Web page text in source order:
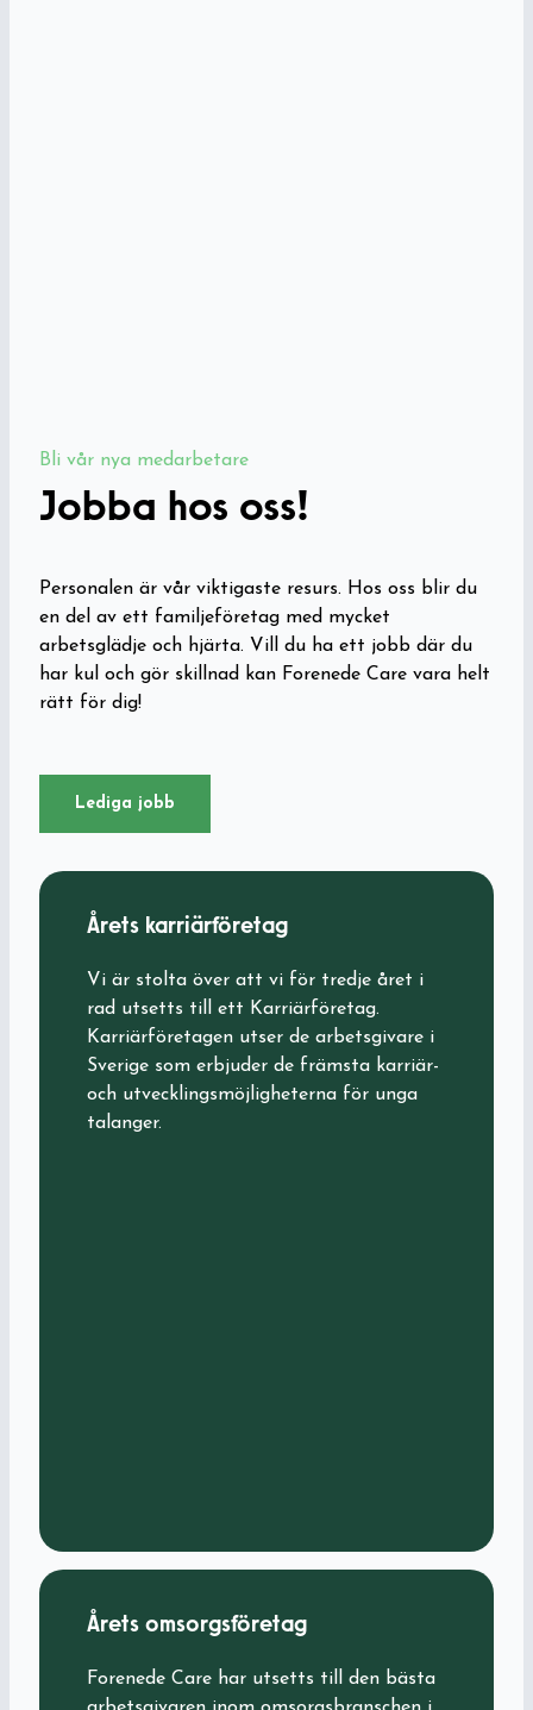
Bli vår nya medarbetare
Jobba hos oss!
Personalen är vår viktigaste resurs. Hos oss blir du
en del av ett familjeföretag med mycket
arbetsglädje och hjärta. Vill du ha ett jobb där du
har kul och gör skillnad kan Forenede Care vara helt
rätt för dig!
Lediga jobb
Årets karriärföretag
Vi är stolta över att vi för tredje året i
rad utsetts till ett Karriärföretag.
Karriärföretagen utser de arbetsgivare i
Sverige som erbjuder de främsta karriär-
och utvecklingsmöjligheterna för unga
talanger.
Årets omsorgsföretag
Forenede Care har utsetts till den bästa